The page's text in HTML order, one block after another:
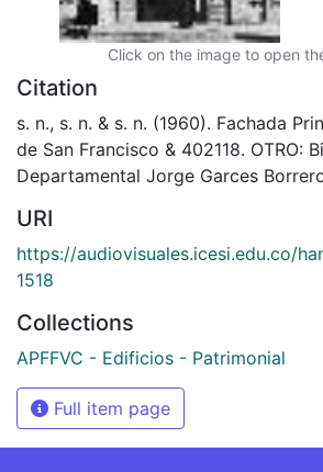
Click on the image to open
Citation
s. n., s. n. & s. n. (1960). Fachada
de San Francisco & 402118. OTRO:
Departamental Jorge Garces
URI
https://audiovisuales.icesi.edu.co/
1518
Collections
APFFVC - Edificios - Patrimonial
Full item page